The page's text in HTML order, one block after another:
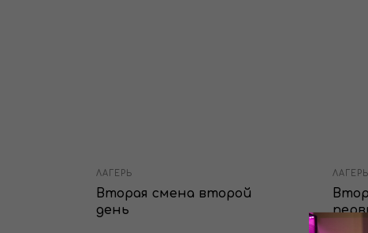
ЛАГЕРЬ
Вторая смена второй
день
ЛАГЕРЬ